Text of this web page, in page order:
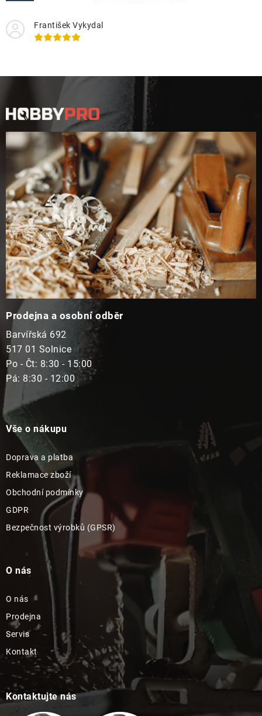
František Vykydal
p
a
Prodejna a osobní odběr
Barvířská 692
517 01 Solnice
Po - Čt: 8:30 - 15:00
Pá: 8:30 - 12:00
Vše o nákupu
Doprava a platba
Reklamace zboží
Obchodní podmínky
GDPR
Bezpečnost výrobků (GPSR)
O nás
O nás
Prodejna
Servis
Kontakt
Kontaktujte nás